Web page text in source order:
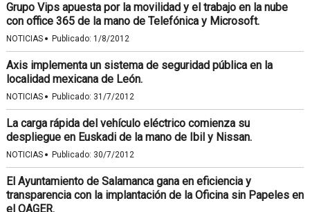
Grupo Vips apuesta por la movilidad y el trabajo en la nube
con office 365 de la mano de Telefónica y Microsoft.
NOTICIAS · Publicado: 1/8/2012
Axis implementa un sistema de seguridad pública en la
localidad mexicana de León.
NOTICIAS · Publicado: 31/7/2012
La carga rápida del vehículo eléctrico comienza su
despliegue en Euskadi de la mano de Ibil y Nissan.
NOTICIAS · Publicado: 30/7/2012
El Ayuntamiento de Salamanca gana en eficiencia y
transparencia con la implantación de la Oficina sin Papeles en
el OAGER.